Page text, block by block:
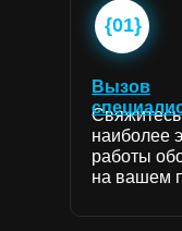
наиболее
работы
на вашем
Вызов
{01}